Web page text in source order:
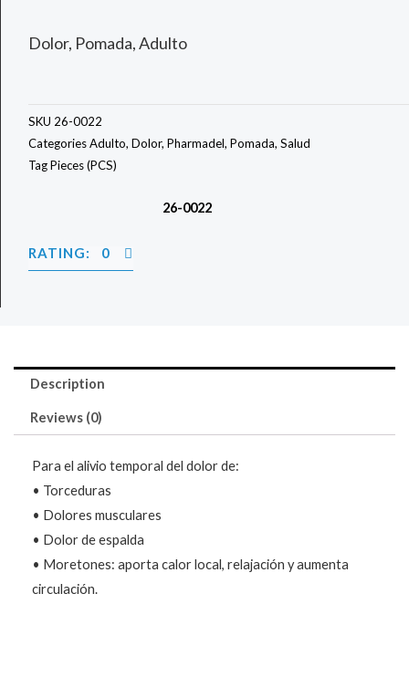
Dolor, Pomada, Adulto
SKU 26-0022
CategoriesAdulto, Dolor, Pharmadel, Pomada, Salud
TagPieces (PCS)
26-0022
RATING: 0
Description
Reviews (0)
Para el alivio temporal del dolor de:
• Torceduras
• Dolores musculares
• Dolor de espalda
• Moretones: aporta calor local, relajación y aumenta
circulación.